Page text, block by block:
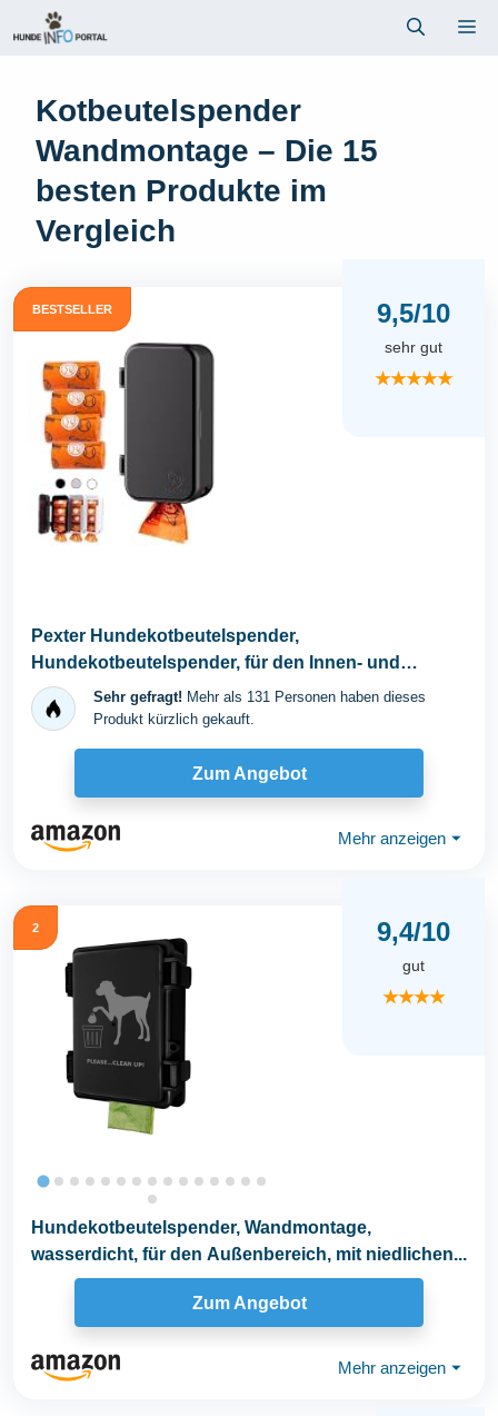
Inhalt
Kotbeutelspender
Wandmontage – Die 15
besten Produkte im
Vergleich
BESTSELLER 9,5/10
sehr gut
★★★★★
Pexter Hundekotbeutelspender,
Hundekotbeutelspender, für den Innen- und
Außenbereich, zum...
Sehr gefragt! Mehr als 131 Personen haben dieses
Produkt kürzlich gekauft.
Zum Angebot
Mehr anzeigen ⏷
2 9,4/10
gut
★★★★
Hundekotbeutelspender, Wandmontage,
wasserdicht, für den Außenbereich, mit niedlichen...
Zum Angebot
Mehr anzeigen ⏷